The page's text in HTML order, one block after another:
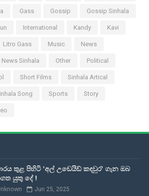
Gass Gossip Gossip Sinhala
International Kandy Kavi
Litro Gass Music News
News Sinhala Other Political
Short Films Sinhala Artical
Song Sports Story
තුළ පිහිටි 'අල් උඩෙයිඩ් කඳවුර' ගැන ඔබ
යුතු දේ !
Jun 25, 2025